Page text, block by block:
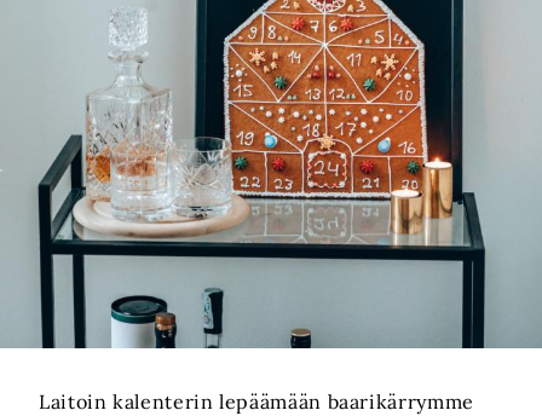
Laitoin kalenterin lepäämään baarikärrymme